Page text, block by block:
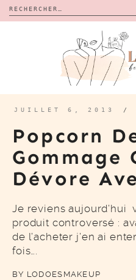
Rechercher :
CALENDRIERS DE L’AVENT
BON PLAN
À PROPOS
CONTACT
JUILLET 6, 2013 /
Popcorn
Gommage
Dévore
Je reviens aujourd’hui
produit controversé :
de l’acheter j’en ai
fois….
BY LODOESMAKEUP